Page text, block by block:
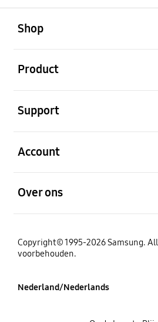
Shop
Product
Support
Account
Over ons
Copyright© 1995-2026 Samsung.
voorbehouden.
Nederland/Nederlands